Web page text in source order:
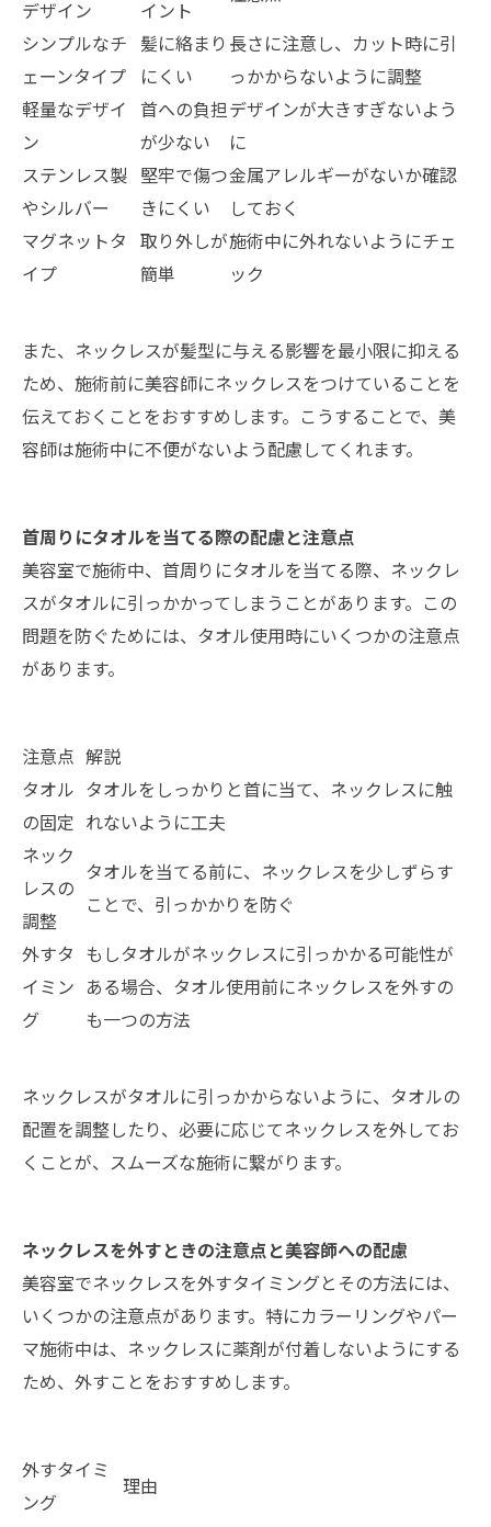
デザイン イント
シンプルなチ
ェーンタイプ
髪に絡まり
にくい
長さに注意し、カット時に引
っかからないように調整
軽量なデザイ
ン
首への負担
が少ない
デザインが大きすぎないよう
に
ステンレス製
やシルバー
堅牢で傷つ
きにくい
金属アレルギーがないか確認
しておく
マグネットタ
イプ
取り外しが
簡単
施術中に外れないようにチェ
ック
また、ネックレスが髪型に与える影響を最小限に抑える
ため、施術前に美容師にネックレスをつけていることを
伝えておくことをおすすめします。こうすることで、美
容師は施術中に不便がないよう配慮してくれます。
首周りにタオルを当てる際の配慮と注意点
美容室で施術中、首周りにタオルを当てる際、ネックレ
スがタオルに引っかかってしまうことがあります。この
問題を防ぐためには、タオル使用時にいくつかの注意点
があります。
注意点 解説
タオル
の固定
タオルをしっかりと首に当て、ネックレスに触
れないように工夫
ネック
レスの
調整
タオルを当てる前に、ネックレスを少しずらす
ことで、引っかかりを防ぐ
外すタ
イミン
グ
もしタオルがネックレスに引っかかる可能性が
ある場合、タオル使用前にネックレスを外すの
も一つの方法
ネックレスがタオルに引っかからないように、タオルの
配置を調整したり、必要に応じてネックレスを外してお
くことが、スムーズな施術に繋がります。
ネックレスを外すときの注意点と美容師への配慮
美容室でネックレスを外すタイミングとその方法には、
いくつかの注意点があります。特にカラーリングやパー
マ施術中は、ネックレスに薬剤が付着しないようにする
ため、外すことをおすすめします。
外すタイミ
ング
理由